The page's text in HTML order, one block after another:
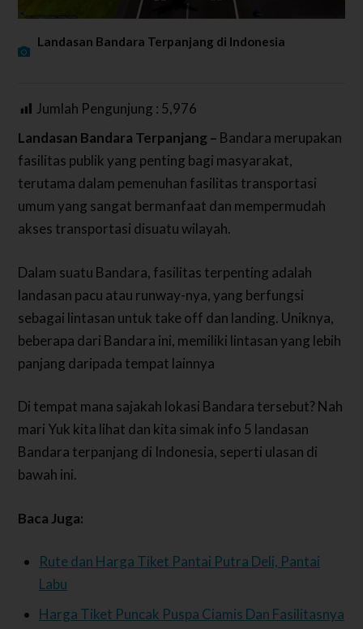
Landasan Bandara Terpanjang di Indonesia
Jumlah Pengunjung : 5,976
Landasan Bandara Terpanjang – Bandara merupakan
fasilitas publik yang penting bagi masyarakat,
terutama dalam pemenuhan fasilitas transportasi
umum yang sangat bermanfaat dan mempermudah
akses transportasi disuatu wilayah.
Dalam suatu Bandara, fasilitas terpenting adalah
landasan pacu atau runway-nya, yang berfungsi
sebagai lintasan untuk take off dan landing. Uniknya,
beberapa dari Bandara ini, memiliki lintasan yang lebih
panjang daripada tempat lainnya
Di tempat mana sajakah lokasi Bandara tersebut? Nah
mari Yuk kita lihat dan kita simak info 5 landasan
Bandara terpanjang di Indonesia, seperti ulasan di
bawah ini.
Baca Juga:
Rute dan Harga Tiket Pantai Putra Deli, Pantai
Labu
Harga Tiket Puncak Puspa Ciamis Dan Fasilitasnya